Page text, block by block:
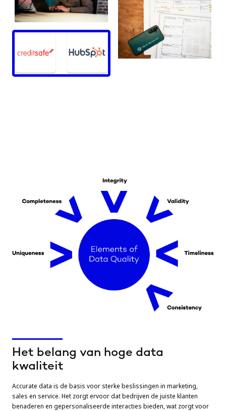
Het belang van hoge data
kwaliteit
Accurate data is de basis voor sterke beslissingen in marketing,
sales en service. Het zorgt ervoor dat bedrijven de juiste klanten
benaderen en gepersonaliseerde interacties bieden, wat zorgt voor